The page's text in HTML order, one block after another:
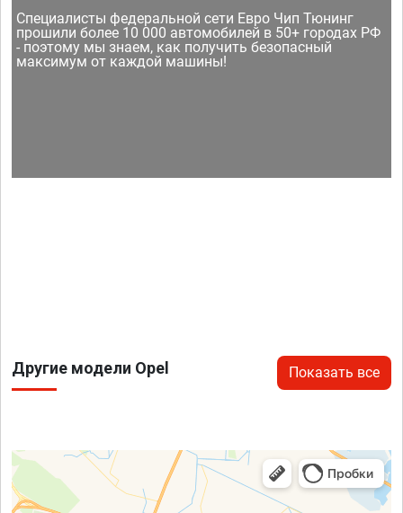
Специалисты федеральной сети Евро Чип Тюнинг
прошили более 10 000 автомобилей в 50+ городах РФ
- поэтому мы знаем, как получить безопасный
максимум от каждой машины!
Другие модели Opel Показать все